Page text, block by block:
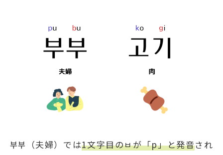
부부（夫婦）では1文字目のㅂが「p」と発音され